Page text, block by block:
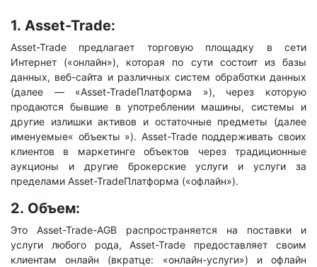
1. Asset-Trade:
Asset-Trade предлагает торговую площадку в сети
Интернет («онлайн»), которая по сути состоит из базы
данных, веб-сайта и различных систем обработки данных
(далее — «Asset-TradeПлатформа »), через которую
продаются бывшие в употреблении машины, системы и
другие излишки активов и остаточные предметы (далее
именуемые« объекты »). Asset-Trade поддерживать своих
клиентов в маркетинге объектов через традиционные
аукционы и другие брокерские услуги и услуги за
пределами Asset-TradeПлатформа («офлайн»).
2. Объем:
Это Asset-Trade-AGB распространяется на поставки и
услуги любого рода, Asset-Trade предоставляет своим
клиентам онлайн (вкратце: «онлайн-услуги») и офлайн